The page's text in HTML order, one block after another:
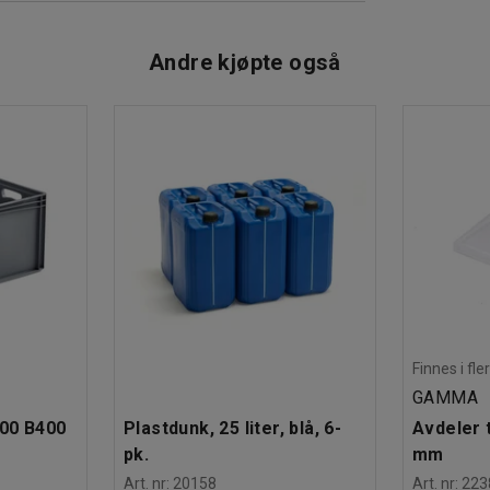
takket være det perforerte stativet. I
ID: 163852
Andre kjøpte også
B400
Plastdunk, 25 liter, blå, 6-
pk.
Art. nr: 20158
Finnes i
GAMMA
Avdeler
mm
Art. nr: